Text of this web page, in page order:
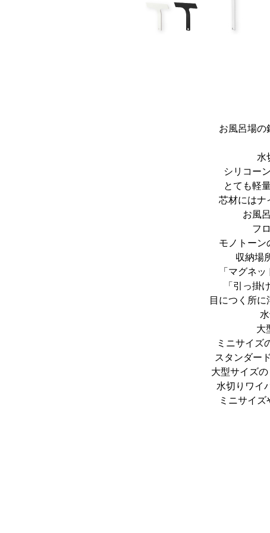
お風呂場の
水
シリコー
とても軽
芯材にはナ
お風
フ
モノトーン
収納場
「マグネ
「引っ掛
目につく所
大
ミニサイズ
スタンダー
大型サイズ
水切りワイ
ミニサイ